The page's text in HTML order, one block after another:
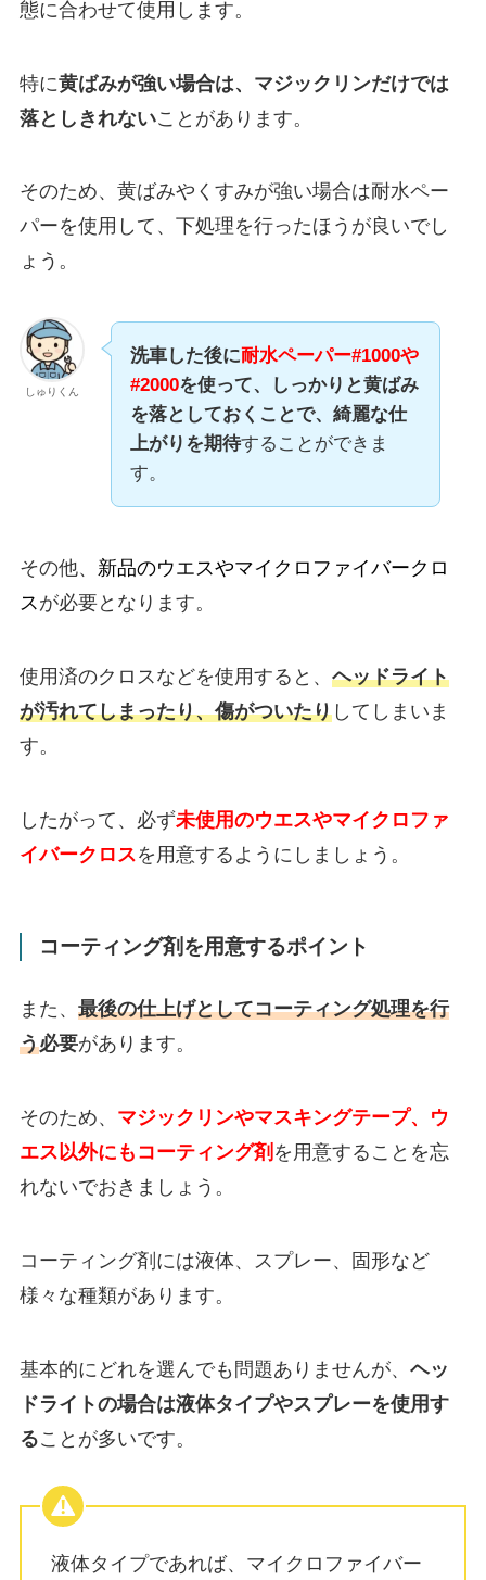
態に合わせて使用します。
特に黄ばみが強い場合は、マジックリンだけでは
落としきれないことがあります。
そのため、黄ばみやくすみが強い場合は耐水ペー
パーを使用して、下処理を行ったほうが良いでし
ょう。
しゅりくん
洗車した後に耐水ペーパー#1000や
#2000を使って、しっかりと黄ばみ
を落としておくことで、 綺麗な仕
上がりを期待することができま
す。
その他、 新品のウエスやマイクロファイバークロ
スが必要となります。
使用済のクロスなどを使用すると、 ヘッドライト
が汚れてしまったり、傷がついたりしてしまいま
す。
したがって、必ず未使用のウエスやマイクロファ
イバークロスを用意するようにしましょう。
コーティング剤を用意するポイント
また、 最後の仕上げとしてコーティング処理を行
う必要があります。
そのため、 マジックリンやマスキングテープ、ウ
エス以外にもコーティング剤 を用意することを忘
れないでおきましょう。
コーティング剤には液体、スプレー、固形など
様々な種類があります。
基本的にどれを選んでも問題ありませんが、 ヘッ
ドライトの場合は液体タイプやスプレーを使用す
ることが多いです。
液体タイプであれば、マイクロファイバー